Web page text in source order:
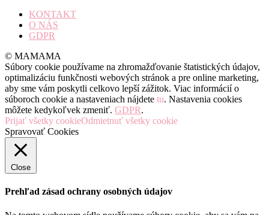
KONTAKT
O NÁS
GDPR
© MAMAMA
Súbory cookie používame na zhromažďovanie štatistických údajov,
optimalizáciu funkčnosti webových stránok a pre online marketing,
aby sme vám poskytli celkovo lepší zážitok. Viac informácií o
súboroch cookie a nastaveniach nájdete tu. Nastavenia cookies
môžete kedykoľvek zmeniť. GDPR.
Prijať všetky cookieOdmietnuť všetky cookie
Spravovať Cookies
Close
Prehľad zásad ochrany osobných údajov